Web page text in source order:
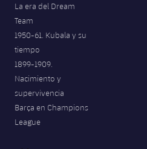
Fotos
La era del Dream
Team
1950-61. Kubala y su
tiempo
1899-1909.
Nacimiento y
supervivencia
Barça en Champions
League